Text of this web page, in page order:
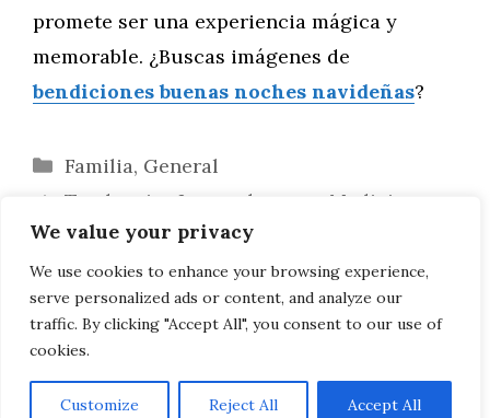
We value your privacy
We use cookies to enhance your browsing experience,
serve personalized ads or content, and analyze our
traffic. By clicking "Accept All", you consent to our use of
cookies.
Customize Reject All Accept All
promete ser una experiencia mágica y
memorable. ¿Buscas imágenes de
bendiciones buenas noches navideñas?
Categorías
Familia, General
Tendencias Innovadoras en Medicina
Estética para el Próximo Año
Las Mejores Iluminaciones Navideñas
Nocturnas en Estados Unidos